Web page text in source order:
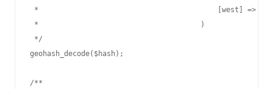
*					    [west] => 100.92223975807
*					)
*/
geohash_decode($hash);
/**